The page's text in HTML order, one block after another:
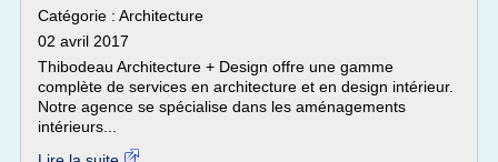
Catégorie : Architecture
02 avril 2017
Thibodeau Architecture + Design offre une gamme
complète de services en architecture et en design intérieur.
Notre agence se spécialise dans les aménagements
intérieurs...